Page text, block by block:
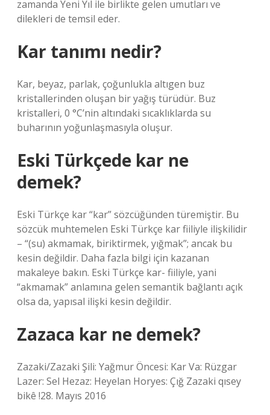
zamanda Yeni Yıl ile birlikte gelen umutları ve
dilekleri de temsil eder.
Kar tanımı nedir?
Kar, beyaz, parlak, çoğunlukla altıgen buz
kristallerinden oluşan bir yağış türüdür. Buz
kristalleri, 0 °C’nin altındaki sıcaklıklarda su
buharının yoğunlaşmasıyla oluşur.
Eski Türkçede kar ne
demek?
Eski Türkçe kar “kar” sözcüğünden türemiştir. Bu
sözcük muhtemelen Eski Türkçe kar fiiliyle ilişkilidir
– “(su) akmamak, biriktirmek, yığmak”; ancak bu
kesin değildir. Daha fazla bilgi için kazanan
makaleye bakın. Eski Türkçe kar- fiiliyle, yani
“akmamak” anlamına gelen semantik bağlantı açık
olsa da, yapısal ilişki kesin değildir.
Zazaca kar ne demek?
Zazaki/Zazaki Şili: Yağmur Öncesi: Kar Va: Rüzgar
Lazer: Sel Hezaz: Heyelan Horyes: Çığ Zazaki qısey
bikê !28. Mayıs 2016